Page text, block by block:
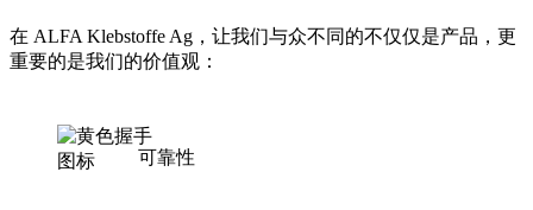
在 ALFA Klebstoffe Ag，让我们与众不同的不仅仅是产品，更
重要的是我们的价值观：
可靠性